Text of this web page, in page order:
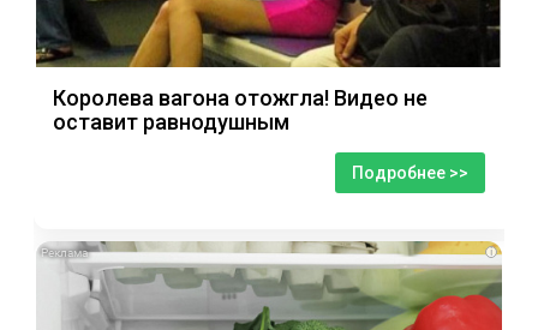
Королева вагона отожгла! Видео не
оставит равнодушным
Подробнее >>
i